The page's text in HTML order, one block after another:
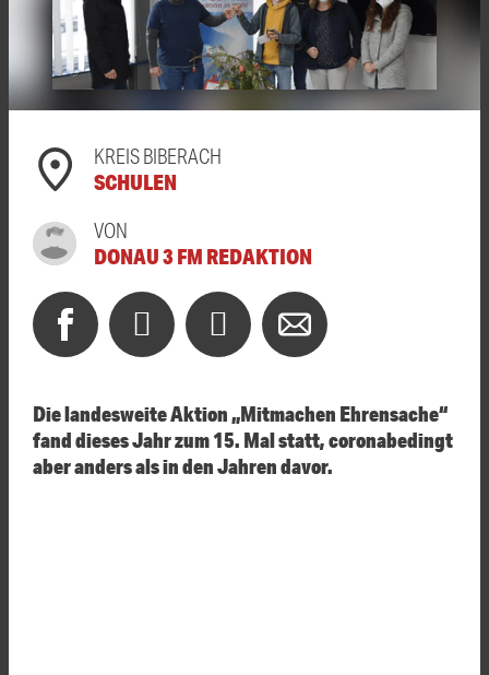
KREIS BIBERACH
SCHULEN
VON
DONAU 3 FM REDAKTION
Die landesweite Aktion „Mitmachen Ehrensache“
fand dieses Jahr zum 15. Mal statt, coronabedingt
aber anders als in den Jahren davor.